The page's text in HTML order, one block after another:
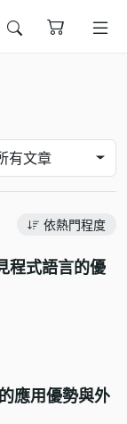
有文章
依熱門程度
程式語言的優
應用優勢與外